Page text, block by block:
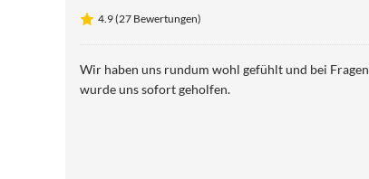
Dünenrose
4.9 (27 Bewertungen)
Wir haben uns rundum wohl gefühlt und bei Fragen
wurde uns sofort geholfen.